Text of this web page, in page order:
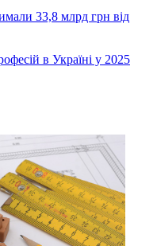
33,8 млрд грн від
в Україні у 2025